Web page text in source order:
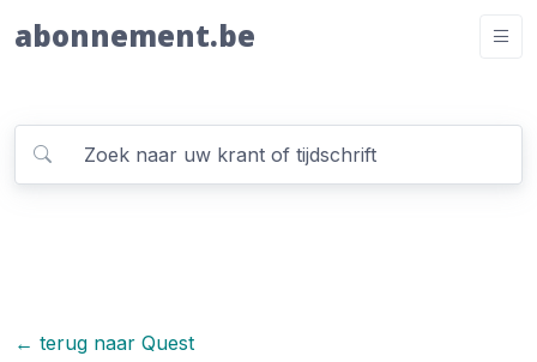
abonnement.be
← terug naar Quest